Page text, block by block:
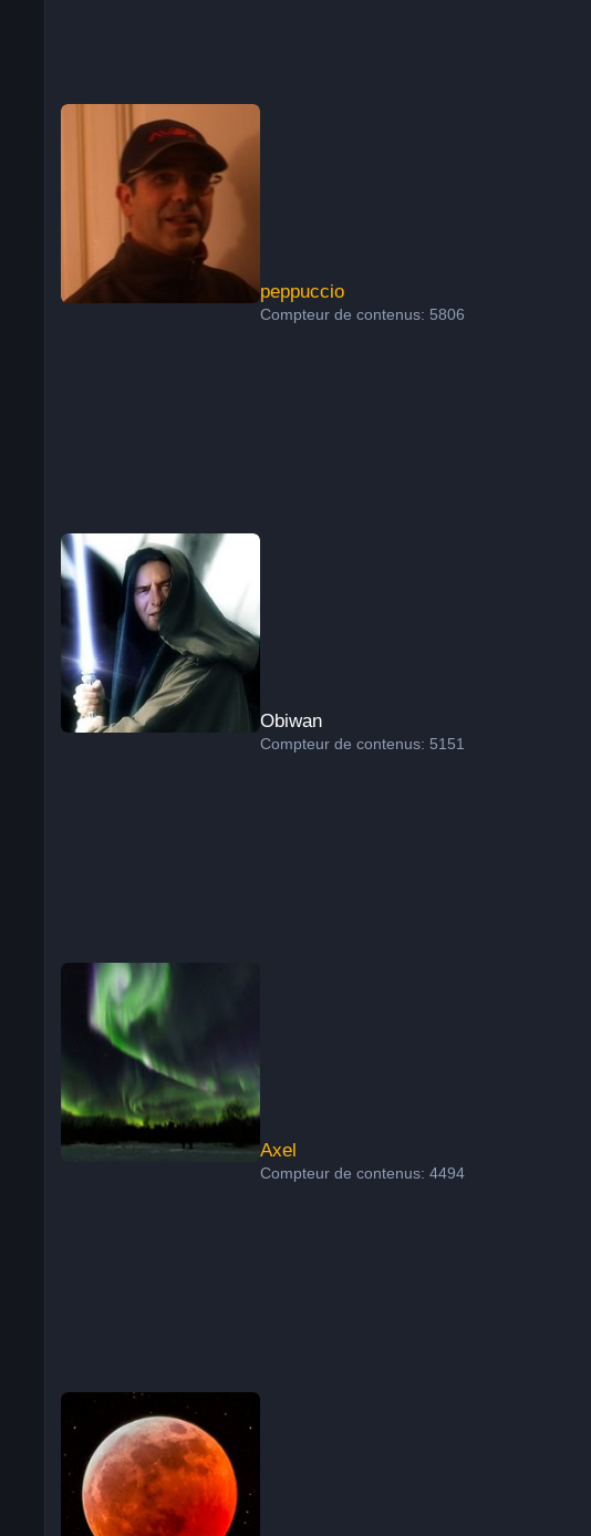
peppuccio
Compteur de contenus: 5806
Obiwan
Compteur de contenus: 5151
Axel
Compteur de contenus: 4494